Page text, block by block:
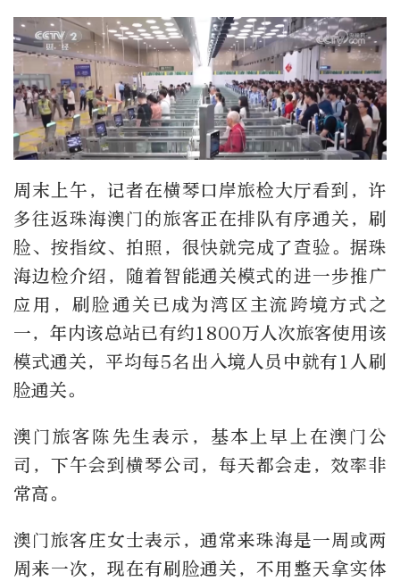
周末上午，记者在横琴口岸旅检大厅看到，许
多往返珠海澳门的旅客正在排队有序通关，刷
脸、按指纹、拍照，很快就完成了查验。据珠
海边检介绍，随着智能通关模式的进一步推广
应用，刷脸通关已成为湾区主流跨境方式之
一，年内该总站已有约1800万人次旅客使用该
模式通关，平均每5名出入境人员中就有1人刷
脸通关。
澳门旅客陈先生表示，基本上早上在澳门公
司，下午会到横琴公司，每天都会走，效率非
常高。
澳门旅客庄女士表示，通常来珠海是一周或两
周来一次，现在有刷脸通关，不用整天拿实体